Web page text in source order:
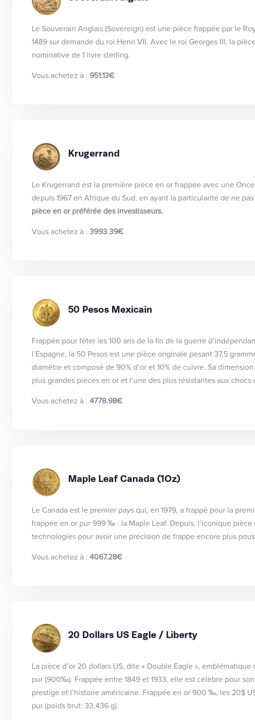
Le Souverain Anglais (Sovereign) est une pièce frappée par le
1489 sur demande du roi Henri VII. Avec le roi Georges III, la
nominative de 1 livre sterling.
Vous achetez à : 951.13€
Krugerrand
Le Krugerrand est la première pièce en or frappée avec une
depuis 1967 en Afrique du Sud, en ayant la particularité de ne
pièce en or préférée des investisseurs.
Vous achetez à : 3993.39€
50 Pesos Mexicain
Frappée pour fêter les 100 ans de la fin de la guerre
l’Espagne, la 50 Pesos est une pièce originale pesant 37,5
diamètre et composé de 90% d’or et 10% de cuivre. Sa
plus grandes pièces en or et l’une des plus résistantes aux chocs
Vous achetez à : 4778.98€
Maple Leaf Canada (1Oz)
Le Canada est le premier pays qui, en 1979, a frappé pour la
frappée en or pur 999 ‰ : la Maple Leaf. Depuis, l’iconique
technologies pour avoir une précision de frappe encore plus
Vous achetez à : 4067.28€
20 Dollars US Eagle / Liberty
La pièce d’or 20 dollars US, dite « Double Eagle »,
pur (900‰). Frappée entre 1849 et 1933, elle est célèbre pour
prestige et l’histoire américaine. Frappée en or 900 ‰, les 20$
pur (poids brut: 33,436 g).